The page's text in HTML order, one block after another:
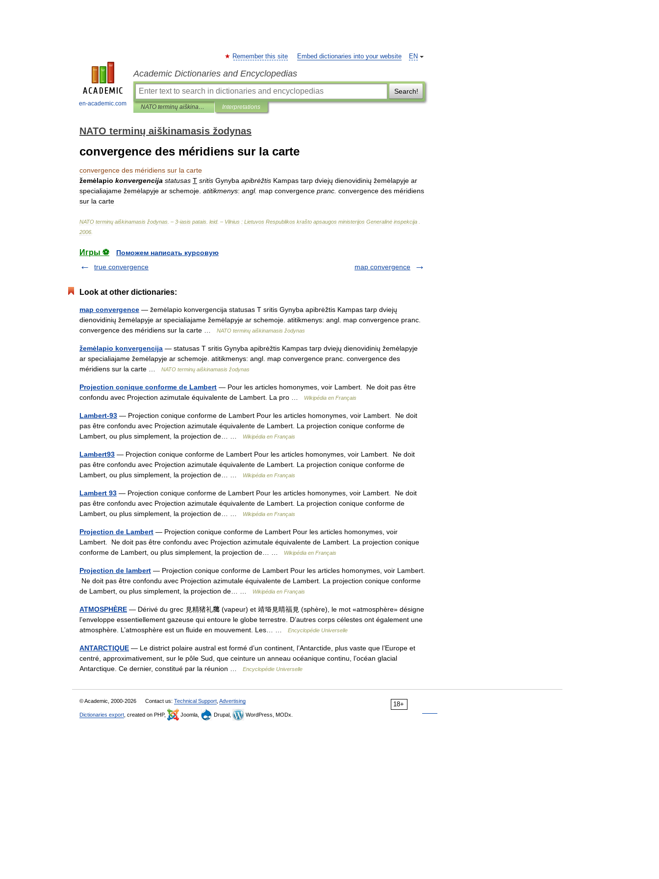
en-academic.com
EN
Remember this site Embed dictionaries into your website
Academic Dictionaries and Encyclopedias
Search!
NATO terminų aiškinamasis žodynas Interpretations
NATO terminų aiškinamasis žodynas
convergence des méridiens sur la carte
convergence des méridiens sur la carte
žemėlapio konvergencija statusas T sritis Gynyba apibrėžtis Kampas tarp dviejų dienovidinių žemėlapyje ar
specialiajame žemėlapyje ar schemoje atitikmenys: angl. map convergence pranc convergence des méridiens
sur la carte
NATO terminų aiškinamasis žodynas . – 3-iasis patais leid. – Vilnius : Lietuvos Respublikos krašto apsaugos ministerijos Generalinė inspekcija
2006
Игры ⚽
Поможем написать курсовую
true convergence
map convergence
Look at other dictionaries:
map convergence — žemėlapio konvergencija statusas T sritis Gynyba apibrėžtis Kampas tarp dviejų
dienovidinių žemėlapyje ar specialiajame žemėlapyje ar schemoje. atitikmenys: angl. map convergence pranc.
convergence des méridiens sur la carte …
NATO terminų aiškinamasis žodynas
žemėlapio konvergencija — statusas T sritis Gynyba apibrėžtis Kampas tarp dviejų dienovidinių žemėlapyje
ar specialiajame žemėlapyje ar schemoje. atitikmenys: angl. map convergence pranc. convergence des
méridiens sur la carte …
NATO terminų aiškinamasis žodynas
Projection conique conforme de Lambert — Pour les articles homonymes, voir Lambert. Ne doit pas être
confondu avec Projection azimutale équivalente de Lambert. La pro …
Wikipédia en Français
Lambert-93 — Projection conique conforme de Lambert Pour les articles homonymes, voir Lambert. Ne doit
pas être confondu avec Projection azimutale équivalente de Lambert. La projection conique conforme de
Lambert, ou plus simplement, la projection de… …
Wikipédia en Français
Lambert93 — Projection conique conforme de Lambert Pour les articles homonymes, voir Lambert. Ne doit
pas être confondu avec Projection azimutale équivalente de Lambert. La projection conique conforme de
Lambert, ou plus simplement, la projection de… …
Wikipédia en Français
Lambert 93 — Projection conique conforme de Lambert Pour les articles homonymes, voir Lambert. Ne doit
pas être confondu avec Projection azimutale équivalente de Lambert. La projection conique conforme de
Lambert, ou plus simplement, la projection de… …
Wikipédia en Français
Projection de Lambert — Projection conique conforme de Lambert Pour les articles homonymes, voir
Lambert. Ne doit pas être confondu avec Projection azimutale équivalente de Lambert. La projection conique
conforme de Lambert, ou plus simplement, la projection de… …
Wikipédia en Français
Projection de lambert — Projection conique conforme de Lambert Pour les articles homonymes, voir Lambert.
Ne doit pas être confondu avec Projection azimutale équivalente de Lambert. La projection conique conforme
de Lambert, ou plus simplement, la projection de… …
Wikipédia en Français
ATMOSPHÈRE — Dérivé du grec 見精猪礼﨟 (vapeur) et 靖﨏見晴福見 (sphère), le mot «atmosphère» désigne
l’enveloppe essentiellement gazeuse qui entoure le globe terrestre. D’autres corps célestes ont également une
atmosphère. L’atmosphère est un fluide en mouvement. Les… …
Encyclopédie Universelle
ANTARCTIQUE — Le district polaire austral est formé d’un continent, l’Antarctide, plus vaste que l’Europe et
centré, approximativement, sur le pôle Sud, que ceinture un anneau océanique continu, l’océan glacial
Antarctique. Ce dernier, constitué par la réunion …
Encyclopédie Universelle
18+
© Academic, 2000-2026 Contact us: Technical Support Advertising
Dictionaries export , created on PHP, Joomla, Drupal, WordPress, MODx.